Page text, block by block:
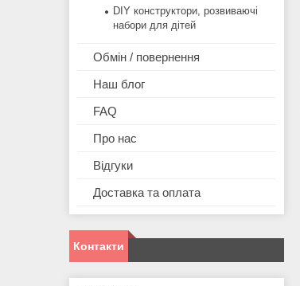
DIY конструктори, розвиваючі
набори для дітей
Обмін / повернення
Наш блог
FAQ
Про нас
Відгуки
Доставка та оплата
Контакти